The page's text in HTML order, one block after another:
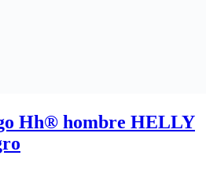
Hh® hombre HELLY